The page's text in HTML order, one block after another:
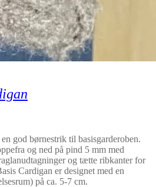
god børnestrik til basisgarderoben.
og ned på pind 5 mm med
og tætte ribkanter for
Cardigan er designet med en
på ca. 5-7 cm.